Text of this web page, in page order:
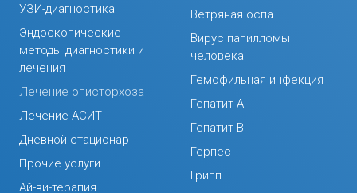
УЗИ-диагностика
Эндоскопические
методы диагностики и
лечения
Лечение описторхоза
Лечение АСИТ
Дневной стационар
Прочие услуги
Ай-ви-терапия
Ветряная оспа
Вирус папилломы
человека
Гемофильная инфекция
Гепатит А
Гепатит В
Герпес
Грипп